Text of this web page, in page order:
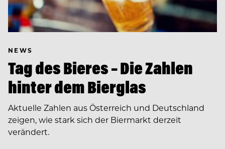
NEWS
Tag des Bieres – Die Zahlen
hinter dem Bierglas
Aktuelle Zahlen aus Österreich und Deutschland
zeigen, wie stark sich der Biermarkt derzeit
verändert.